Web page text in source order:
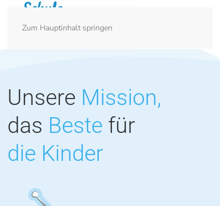
Zum Hauptinhalt springen
Unsere Mission,
das Beste für
die Kinder